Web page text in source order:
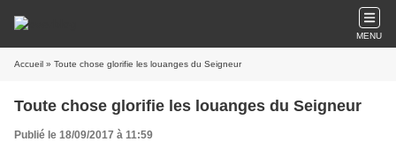
MENU
Accueil » Toute chose glorifie les louanges du Seigneur
Toute chose glorifie les louanges du Seigneur
Publié le 18/09/2017 à 11:59